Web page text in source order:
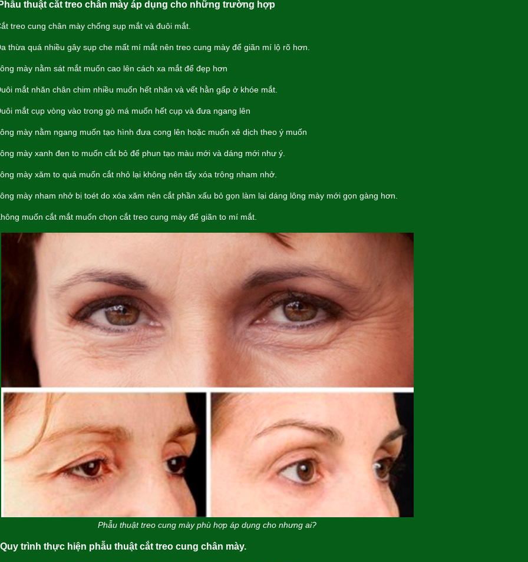
thuật cắt treo chân mày áp dụng cho những trường hợp
treo cung chân mày chống sụp mắt và đuôi mắt.
thừa quá nhiều gây sụp che mất mí mắt nên treo cung mày để giãn mí lộ rõ hơn.
mày nằm sát mắt muốn cao lên cách xa mắt để đẹp hơn
mắt nhăn chân chim nhiều muốn hết nhăn và vết hằn gấp ở khóe mắt.
mắt cụp vòng vào trong gò má muốn hết cụp và đưa ngang lên
mày nằm ngang muốn tạo hình đưa cong lên hoặc muốn xê dịch theo ý muốn
mày xanh đen to muốn cắt bỏ để phun tạo màu mới và dáng mới như ý.
mày xăm to quá muốn cắt nhỏ lại không nên tẩy xóa trông nham nhở.
mày nham nhở bị toét do xóa xăm nên cắt phần xấu bỏ gọn làm lại dáng lông mày mới gọn gàng hơn.
muốn cắt mắt muốn chọn cắt treo cung mày để giãn to mí mắt.
Phẫu thuật treo cung mày phù hợp áp dụng cho nhưng ai?
trình thực hiện phẫu thuật cắt treo cung chân mày.